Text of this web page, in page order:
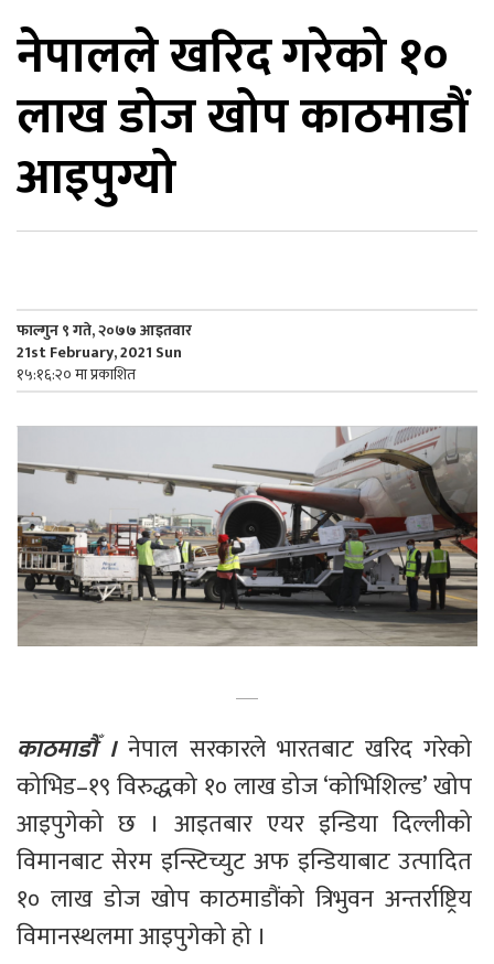
नेपालले खरिद गरेको १०
लाख डोज खोप काठमाडौं
आइपुग्यो
फाल्गुन ९ गते, २०७७ आइतवार
21st February, 2021 Sun
१५:१६:२० मा प्रकाशित
काठमाडौँ । नेपाल सरकारले भारतबाट खरिद गरेको
कोभिड–१९ विरुद्धको १० लाख डोज ‘कोभिशिल्ड’ खोप
आइपुगेको छ । आइतबार एयर इन्डिया दिल्लीको
विमानबाट सेरम इन्स्टिच्युट अफ इन्डियाबाट उत्पादित
१० लाख डोज खोप काठमाडौंको त्रिभुवन अन्तर्राष्ट्रिय
विमानस्थलमा आइपुगेको हो ।